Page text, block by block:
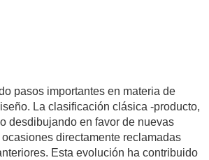
pasos importantes en materia de
La clasificación clásica -producto,
desdibujando en favor de nuevas
directamente reclamadas
Esta evolución ha contribuido